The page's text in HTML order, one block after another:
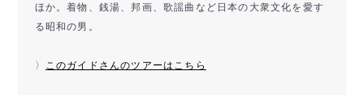
ほか。着物、銭湯、邦画、歌謡曲など日本の大衆文化を愛す
る昭和の男。
〉 このガイドさんのツアーはこちら